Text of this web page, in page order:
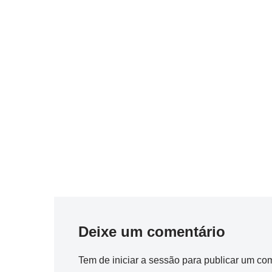
Deixe um comentário
Tem de iniciar a sessão para publicar um